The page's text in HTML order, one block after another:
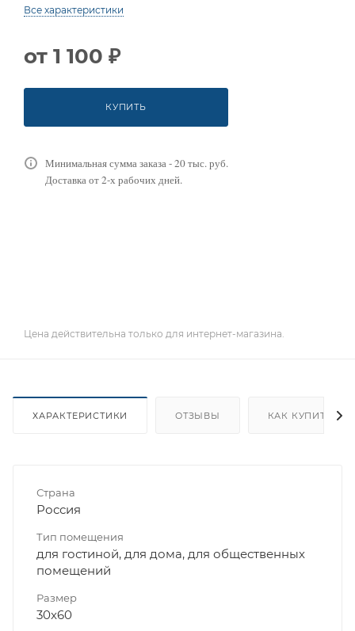
Все характеристики
от 1 100 ₽
КУПИТЬ
Минимальная сумма заказа - 20 тыс. руб.
Доставка от 2-х рабочих дней.
Цена действительна только для интернет-магазина.
ХАРАКТЕРИСТИКИ ОТЗЫВЫ КАК КУПИТЬ
Страна
Россия
Тип помещения
для гостиной, для дома, для общественных
помещений
Размер
30x60